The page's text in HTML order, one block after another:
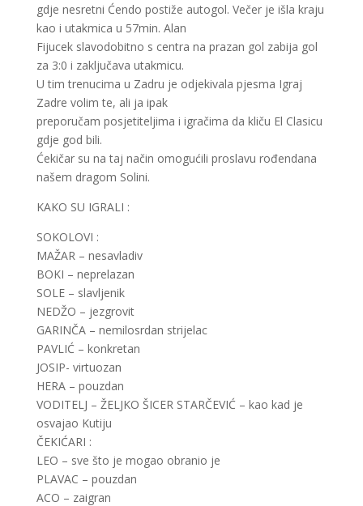
gdje nesretni Ćendo postiže autogol. Večer je išla kraju
kao i utakmica u 57min. Alan
Fijucek slavodobitno s centra na prazan gol zabija gol
za 3:0 i zaključava utakmicu.
U tim trenucima u Zadru je odjekivala pjesma Igraj
Zadre volim te, ali ja ipak
preporučam posjetiteljima i igračima da kliču El Clasicu
gdje god bili.
Ćekičar su na taj način omogućili proslavu rođendana
našem dragom Solini.
KAKO SU IGRALI :
SOKOLOVI :
MAŽAR – nesavladiv
BOKI – neprelazan
SOLE – slavljenik
NEDŽO – jezgrovit
GARINČA – nemilosrdan strijelac
PAVLIĆ – konkretan
JOSIP- virtuozan
HERA – pouzdan
VODITELJ – ŽELJKO ŠICER STARČEVIĆ – kao kad je
osvajao Kutiju
ČEKIĆARI :
LEO – sve što je mogao obranio je
PLAVAC – pouzdan
ACO – zaigran